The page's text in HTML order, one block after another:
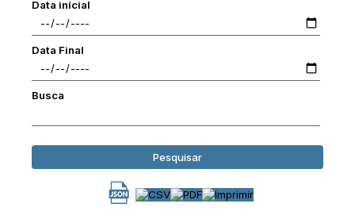
Data inícial
Data Final
Busca
Pesquisar